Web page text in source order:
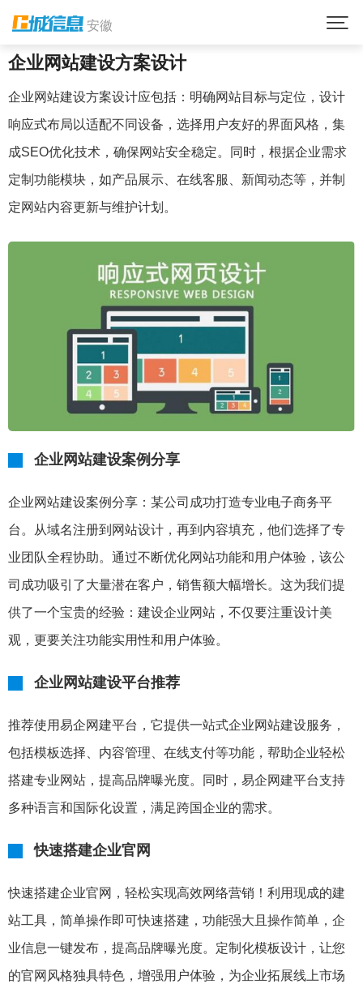
安徽
首页 服务资讯 企事业单位网站建设
企业网站建设方案设计
企业网站建设方案设计应包括：明确网站目标与定位，设计
响应式布局以适配不同设备，选择用户友好的界面风格，集
成SEO优化技术，确保网站安全稳定。同时，根据企业需求
定制功能模块，如产品展示、在线客服、新闻动态等，并制
定网站内容更新与维护计划。
企业网站建设案例分享
企业网站建设案例分享：某公司成功打造专业电子商务平
台。从域名注册到网站设计，再到内容填充，他们选择了专
业团队全程协助。通过不断优化网站功能和用户体验，该公
司成功吸引了大量潜在客户，销售额大幅增长。这为我们提
供了一个宝贵的经验：建设企业网站，不仅要注重设计美
观，更要关注功能实用性和用户体验。
企业网站建设平台推荐
推荐使用易企网建平台，它提供一站式企业网站建设服务，
包括模板选择、内容管理、在线支付等功能，帮助企业轻松
搭建专业网站，提高品牌曝光度。同时，易企网建平台支持
多种语言和国际化设置，满足跨国企业的需求。
快速搭建企业官网
快速搭建企业官网，轻松实现高效网络营销！利用现成的建
站工具，简单操作即可快速搭建，功能强大且操作简单，企
业信息一键发布，提高品牌曝光度。定制化模板设计，让您
的官网风格独具特色，增强用户体验，为企业拓展线上市场